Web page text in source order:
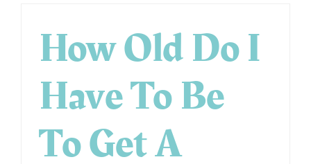
How Old Do I
Have To Be
To Get A